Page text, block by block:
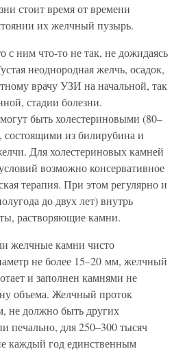
стоит время от времени
их желчный пузырь.
с ним что-то не так, не дожидаясь
неоднородная желчь, осадок,
врачу УЗИ на начальной, так
стадии болезни.
быть холестериновыми (80–
из билирубина и
Для холестериновых камней
возможно консервативное
терапия. При этом регулярно и
до двух лет) внутрь
растворяющие камни.
желчные камни чисто
не более 15–20 мм, желчный
и заполнен камнями не
объема. Желчный проток
не должно быть других
печально, для 250–300 тысяч
каждый год единственным